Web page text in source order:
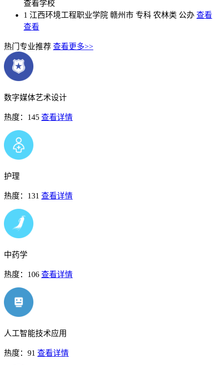
查看学校
1 江西环境工程职业学院 赣州市 专科 农林类 公办 查看
查看
热门专业推荐 查看更多>>
数字媒体艺术设计
热度：145 查看详情
护理
热度：131 查看详情
中药学
热度：106 查看详情
人工智能技术应用
热度：91 查看详情